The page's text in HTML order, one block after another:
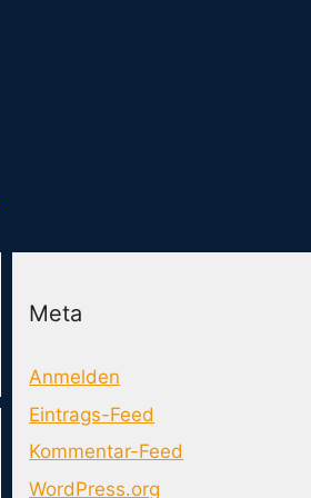
Meta
Anmelden
Eintrags-Feed
Kommentar-Feed
WordPress.org